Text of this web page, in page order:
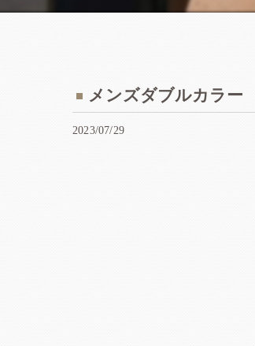
メンズダブルカラー
2023/07/29